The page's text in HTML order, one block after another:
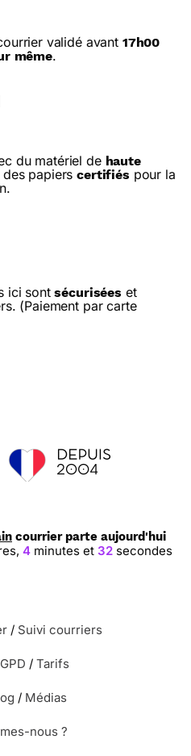
validé avant 17h00
même.
du matériel de haute
des papierscertifiés pour la
ici sontsécurisées et
(Paiement par carte
courrier parte aujourd'hui
4minutes et 32secondes
/ Suivi courriers
/ Tarifs
/ Médias
nous ?